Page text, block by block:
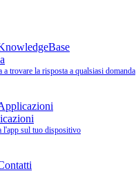
a trovare la risposta a qualsiasi domanda
l'app sul tuo dispositivo